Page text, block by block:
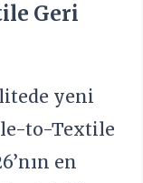
Geri
yeni
to-Textile
en